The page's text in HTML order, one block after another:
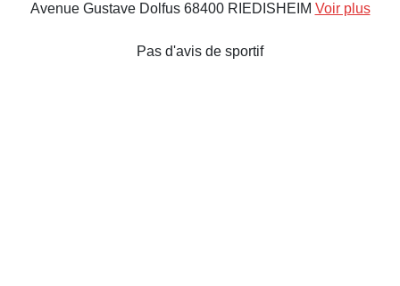
Avenue Gustave Dolfus 68400 RIEDISHEIM Voir plus
Pas d'avis de sportif